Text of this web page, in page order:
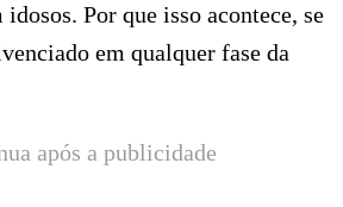
Por que isso acontece, se
em qualquer fase da
após a publicidade